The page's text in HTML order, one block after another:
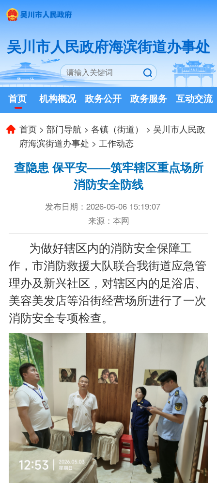
吴川市人民政府海滨街道办事处
首页 机构概况 政务公开 政务服务 互动交流
首页 >部门导航 >各镇（街道） > 吴川市人民政
府海滨街道办事处 > 工作动态
查隐患 保平安——筑牢辖区重点场所
消防安全防线
发布日期：2026-05-06 15:19:07
来源：本网
为做好辖区内的消防安全保障工
作，市消防救援大队联合我街道应急管
理办及新兴社区，对辖区内的足浴店、
美容美发店等沿街经营场所进行了一次
消防安全专项检查。